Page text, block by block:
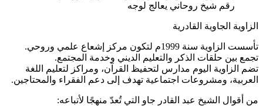
رقم شيخ روحاني يعالج لوجه
الزاوية الجاوية القادرية
تأسست الزاوية سنة 1999م لتكون مركز إشعاع علمي وروحي.
تجمع بين حلقات الذكر والتعليم الديني وخدمة المجتمع.
تضم الزاوية اليوم مدارس لتحفيظ القرآن، ومراكز لتعليم اللغة
العربية، ومشروعات اجتماعية تهدف إلى دعم الفقراء والمحتاجين.
من أقوال الشيخ عبد القادر جاو التي تُعدّ منهجًا لأتباعه: